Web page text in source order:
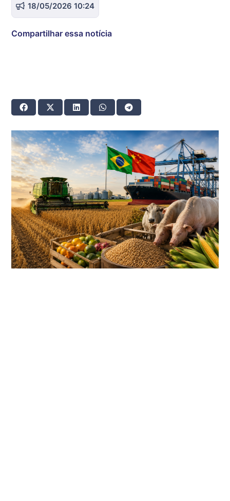
18/05/2026 10:24
Compartilhar essa notícia